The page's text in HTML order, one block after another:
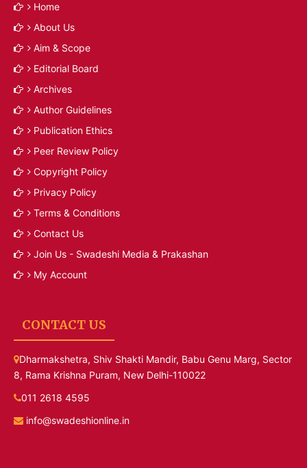
Home
About Us
Aim & Scope
Editorial Board
Archives
Author Guidelines
Publication Ethics
Peer Review Policy
Copyright Policy
Privacy Policy
Terms & Conditions
Contact Us
Join Us - Swadeshi Media & Prakashan
My Account
CONTACT US
Dharmakshetra, Shiv Shakti Mandir, Babu Genu Marg, Sector
8, Rama Krishna Puram, New Delhi-110022
011 2618 4595
info@swadeshionline.in